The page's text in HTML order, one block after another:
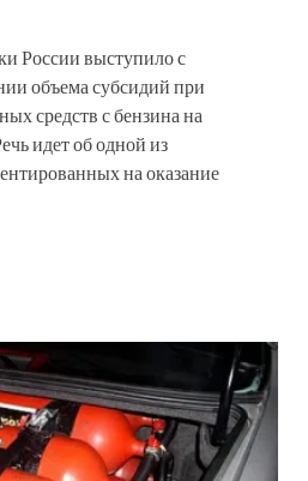
России выступило с
объема субсидий при
средств с бензина на
идет об одной из
на оказание